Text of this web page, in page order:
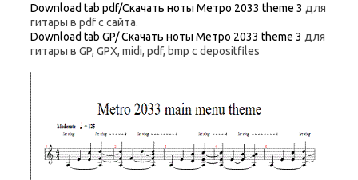
Download tab pdf/Скачать ноты Метро 2033 theme 3 для
гитары в pdf с сайта.
Download tab GP/ Скачать ноты Метро 2033 theme 3 для
гитары в GP, GPX, midi, pdf, bmp c depositfiles